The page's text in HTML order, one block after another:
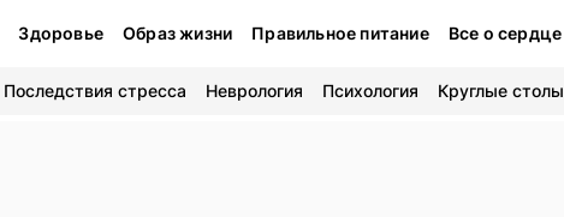
Здоровье Образ жизни Правильное питание Все о сердце
Последствия стресса Неврология Психология Круглые столы